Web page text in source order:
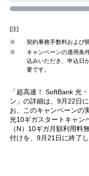
[注]
※
契約事務手数料および
※
キャンペーンの適用条
込みいただき、申込日
要です。
「超高速！ SoftBank 光
ン」の詳細は、9月22日
お、このキャンペーンの
光10ギガスタートキャン
（N）10ギガ月額利用料
付けを、9月21日に終了し